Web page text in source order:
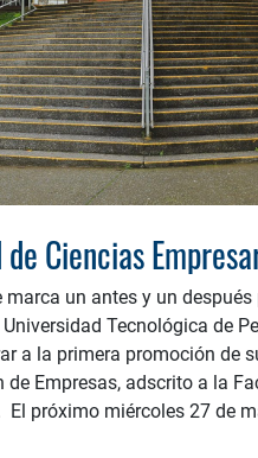
marca un antes y un
Tecnológica de
a la primera promoción de
Empresas, adscrito a la
El próximo miércoles 27 de